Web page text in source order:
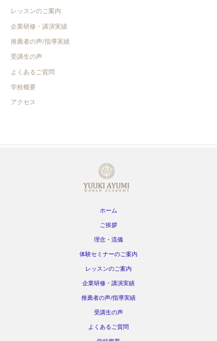
レッスンのご案内
企業研修・講演実績
推薦者の声/指導実績
受講生の声
よくあるご質問
学校概要
アクセス
ホーム
ご挨拶
理念・流儀
体験セミナーのご案内
レッスンのご案内
企業研修・講演実績
推薦者の声/指導実績
受講生の声
よくあるご質問